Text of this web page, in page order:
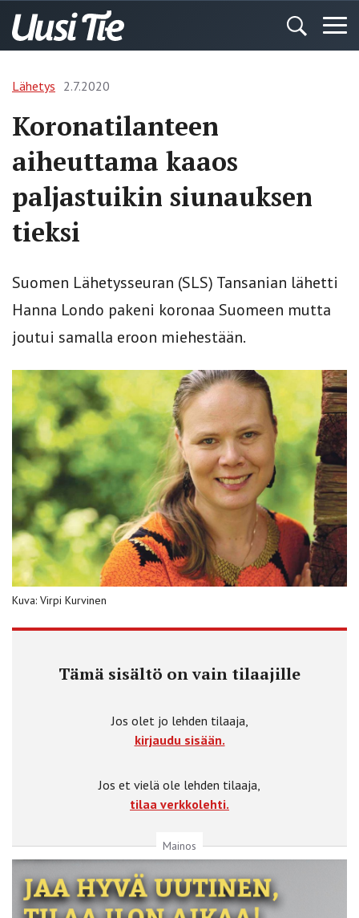
Lähetys 2.7.2020
Koronatilanteen
aiheuttama kaaos
paljastuikin siunauksen
tieksi
Suomen Lähetysseuran (SLS) Tansanian lähetti
Hanna Londo pakeni koronaa Suomeen mutta
joutui samalla eroon miehestään.
Kuva: Virpi Kurvinen
Tämä sisältö on vain tilaajille
Jos olet jo lehden tilaaja,
kirjaudu sisään.
Jos et vielä ole lehden tilaaja,
tilaa verkkolehti.
Mainos